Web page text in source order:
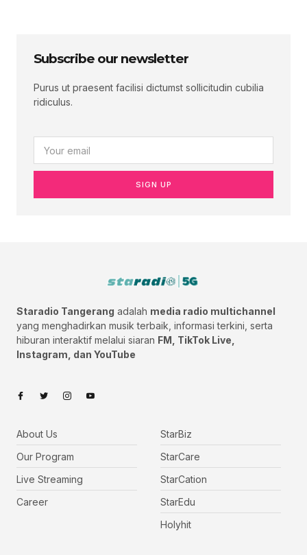
Subscribe our newsletter
Purus ut praesent facilisi dictumst sollicitudin cubilia
ridiculus.
SIGN UP
Staradio Tangerang adalah media radio multichannel
yang menghadirkan musik terbaik, informasi terkini, serta
hiburan interaktif melalui siaran FM, TikTok Live,
Instagram, dan YouTube
About Us
Our Program
Live Streaming
Career
StarBiz
StarCare
StarCation
StarEdu
Holyhit